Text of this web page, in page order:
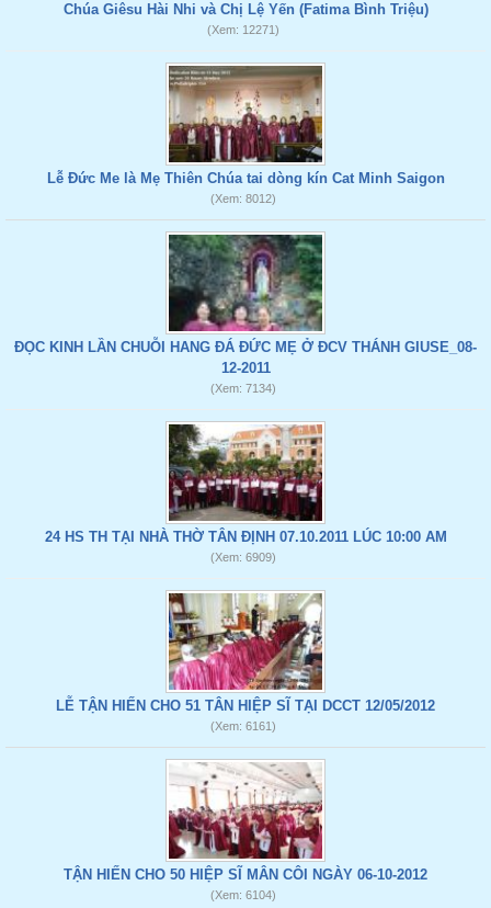
Chúa Giêsu Hài Nhi và Chị Lệ Yến (Fatima Bình Triệu)
(Xem: 12271)
Lễ Đức Me là Mẹ Thiên Chúa tai dòng kín Cat Minh Saigon
(Xem: 8012)
ĐỌC KINH LẦN CHUỖI HANG ĐÁ ĐỨC MẸ Ở ĐCV THÁNH GIUSE_08-
12-2011
(Xem: 7134)
24 HS TH TẠI NHÀ THỜ TÂN ĐỊNH 07.10.2011 LÚC 10:00 AM
(Xem: 6909)
LỄ TẬN HIẾN CHO 51 TÂN HIỆP SĨ TẠI DCCT 12/05/2012
(Xem: 6161)
TẬN HIẾN CHO 50 HIỆP SĨ MÂN CÔI NGÀY 06-10-2012
(Xem: 6104)